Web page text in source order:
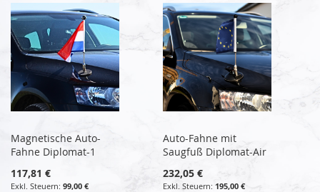
Magnetische Auto-
Fahne Diplomat-1
117,81 €
99,00 €
Auto-Fahne mit
Saugfuß Diplomat-Air
232,05 €
195,00 €